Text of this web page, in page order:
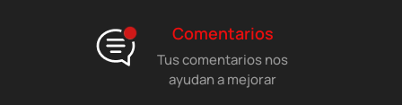
Comentarios
Tus comentarios nos
ayudan a mejorar